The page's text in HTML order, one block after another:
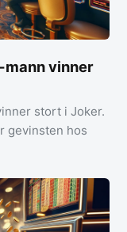
vinner
stort i Joker.
gevinsten hos